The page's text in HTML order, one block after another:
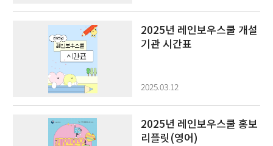
2025년 레인보우스쿨 개설
기관 시간표
2025.03.12
2025년 레인보우스쿨 홍보
리플릿(영어)